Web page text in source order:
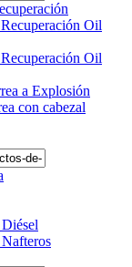
Oil
Oil
a Explosión
con cabezal